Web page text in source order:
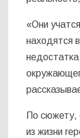
«Они
находятся
По сюжету,
из жизни